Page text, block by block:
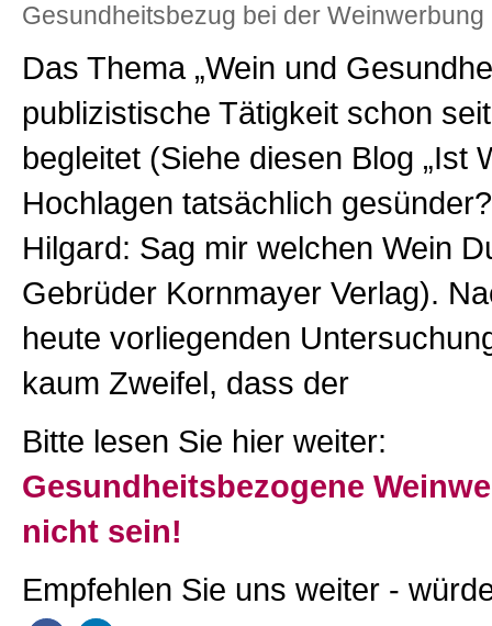
Gesundheitsbezug bei der
Das Thema „Wein und
publizistische Tätigkeit schon
begleitet (Siehe diesen Blog „Ist
Hochlagen tatsächlich
Hilgard: Sag mir welchen Wein
Gebrüder Kornmayer Verlag).
heute vorliegenden
kaum Zweifel, dass der
Bitte lesen Sie hier weiter:
Gesundheitsbezogene
nicht sein!
Empfehlen Sie uns weiter -